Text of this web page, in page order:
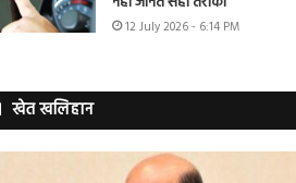
12 July 2026 - 6:14 PM
खेत खलिहान